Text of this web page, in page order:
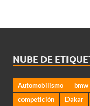
NUBE DE
Automobilismo bmw
competición
Dakar